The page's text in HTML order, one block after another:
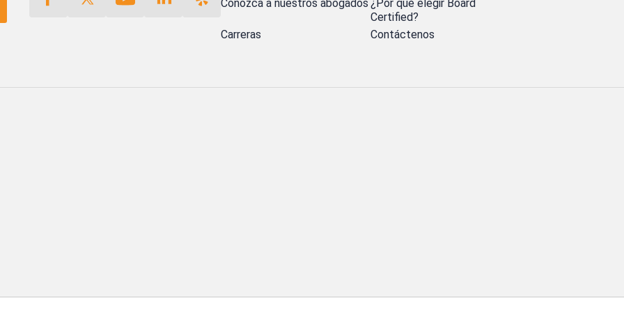
Conozca a nuestros abogados ¿Por qué elegir Board
Certified?
Carreras
Contáctenos